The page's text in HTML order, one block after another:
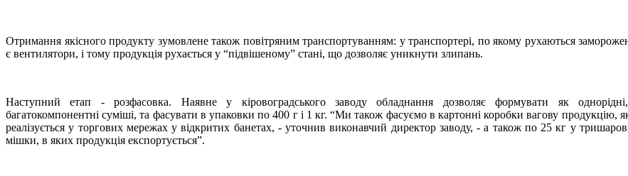
Отримання якісного продукту зумовлене також повітряним транспортуванням: у транспортері, по якому рухаються
є вентилятори, і тому продукція рухається у “підвішеному” стані, що дозволяє уникнути злипань.
Наступний етап - розфасовка. Наявне у кіровоградського заводу обладнання дозволяє формувати як
багатокомпонентні суміші, та фасувати в упаковки по 400 г і 1 кг. “Ми також фасуємо в картонні коробки вагову продукцію,
реалізується у торгових мережах у відкритих банетах, - уточнив виконавчий директор заводу, - а також по 25 кг у
мішки, в яких продукція експортується”.